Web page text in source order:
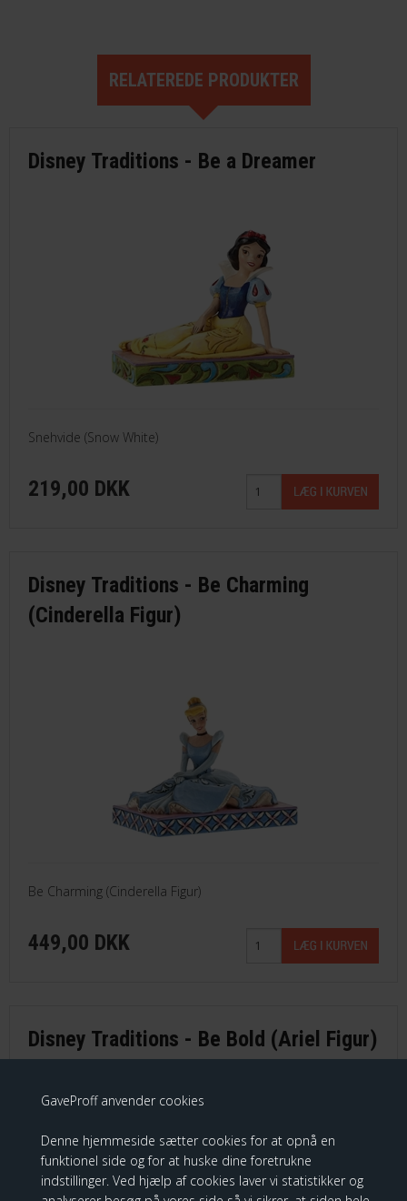
GaveProff anvender cookies
Denne hjemmeside sætter cookies for at opnå en
funktionel side og for at huske dine foretrukne
indstillinger. Ved hjælp af cookies laver vi statistikker og
RELATEREDE PRODUKTER
Disney Traditions - Be a Dreamer
Snehvide (Snow White)
219,00 DKK
Disney Traditions - Be Charming
(Cinderella Figur)
Be Charming (Cinderella Figur)
449,00 DKK
Disney Traditions - Be Bold (Ariel Figur)